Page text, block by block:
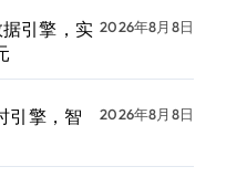
引擎，实 2026年8月8日
引擎，智
2026年8月8日